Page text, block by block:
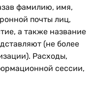
фамилию, имя,
почты лиц,
а также название
(не более
Расходы,
сессии,